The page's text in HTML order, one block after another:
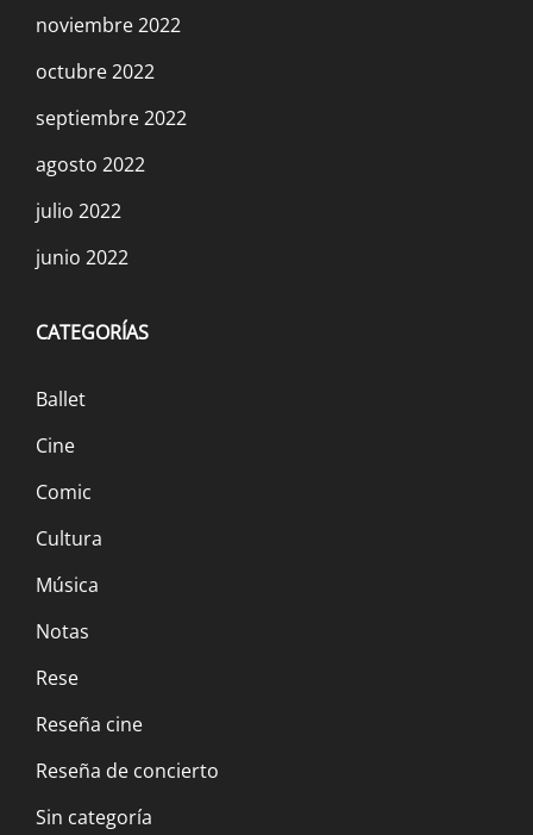
noviembre 2022
octubre 2022
septiembre 2022
agosto 2022
julio 2022
junio 2022
CATEGORÍAS
Ballet
Cine
Comic
Cultura
Música
Notas
Rese
Reseña cine
Reseña de concierto
Sin categoría